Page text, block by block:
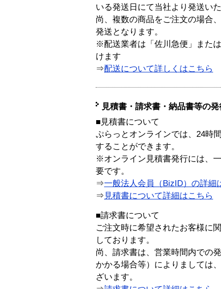
いる発送日にて当社より発送い
尚、複数の商品をご注文の場合
発送となります。
※配送業者は「佐川急便」また
けます
⇒配送について詳しくはこちら
見積書・請求書・納品書等の
■見積書について
ぷらっとオンラインでは、24時
することができます。
※オンライン見積書発行には、
要です。
⇒一般法人会員（BizID）の詳細
⇒ 見積書について詳細はこちら
■請求書について
ご注文時に希望されたお客様に
しております。
尚、請求書は、営業時間内での
かかる場合等）によりましては
ざいます。